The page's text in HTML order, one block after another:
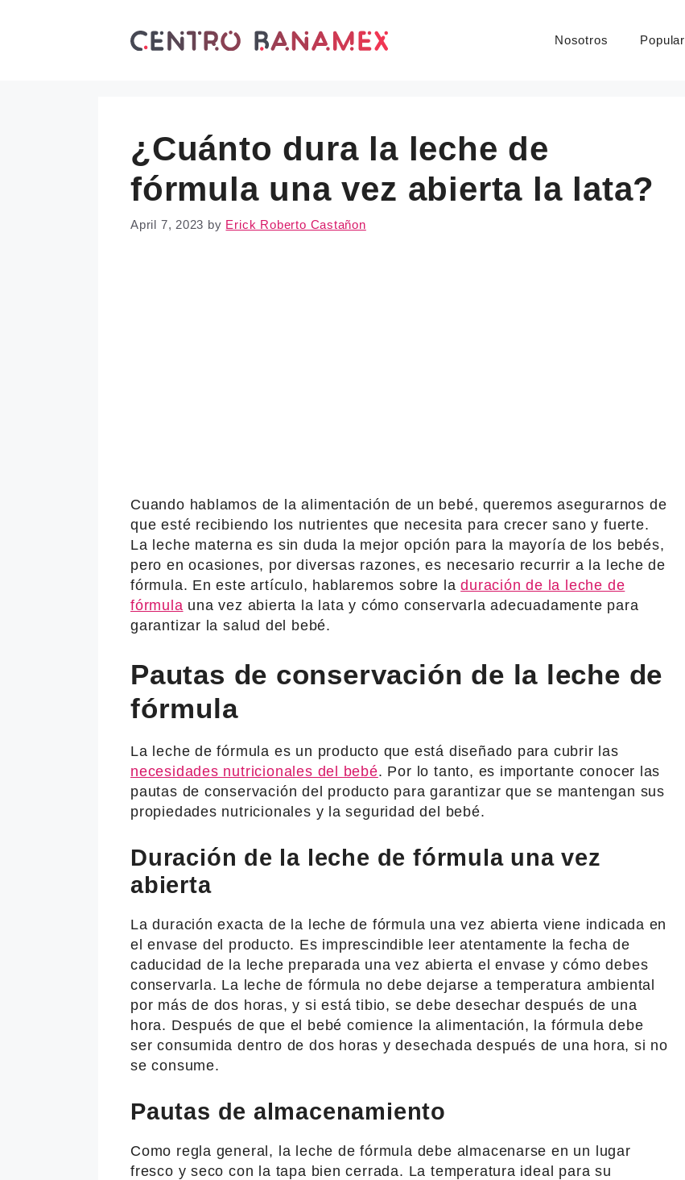
Nosotros Popular
¿Cuánto dura la leche de
fórmula una vez abierta la lata?
April 7, 2023 by Erick Roberto Castañon
Cuando hablamos de la alimentación de un bebé, queremos asegurarnos de
que esté recibiendo los nutrientes que necesita para crecer sano y fuerte.
La leche materna es sin duda la mejor opción para la mayoría de los bebés,
pero en ocasiones, por diversas razones, es necesario recurrir a la leche de
fórmula. En este artículo, hablaremos sobre laduración de la leche de
fórmula una vez abierta la lata y cómo conservarla adecuadamente para
garantizar la salud del bebé.
Pautas de conservación de la leche de
fórmula
La leche de fórmula es un producto que está diseñado para cubrir las
necesidades nutricionales del bebé. Por lo tanto, es importante conocer las
pautas de conservación del producto para garantizar que se mantengan sus
propiedades nutricionales y la seguridad del bebé.
Duración de la leche de fórmula una vez
abierta
La duración exacta de la leche de fórmula una vez abierta viene indicada en
el envase del producto. Es imprescindible leer atentamente la fecha de
caducidad de la leche preparada una vez abierta el envase y cómo debes
conservarla. La leche de fórmula no debe dejarse a temperatura ambiental
por más de dos horas, y si está tibio, se debe desechar después de una
hora. Después de que el bebé comience la alimentación, la fórmula debe
ser consumida dentro de dos horas y desechada después de una hora, si no
se consume.
Pautas de almacenamiento
Como regla general, la leche de fórmula debe almacenarse en un lugar
fresco y seco con la tapa bien cerrada. La temperatura ideal para su